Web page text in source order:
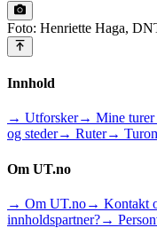
Foto: Henriette Haga,
Innhold
→ Utforsker→ Mine turer
og steder→ Ruter→
Om UT.no
→ Om UT.no→ Kontakt
innholdspartner?→